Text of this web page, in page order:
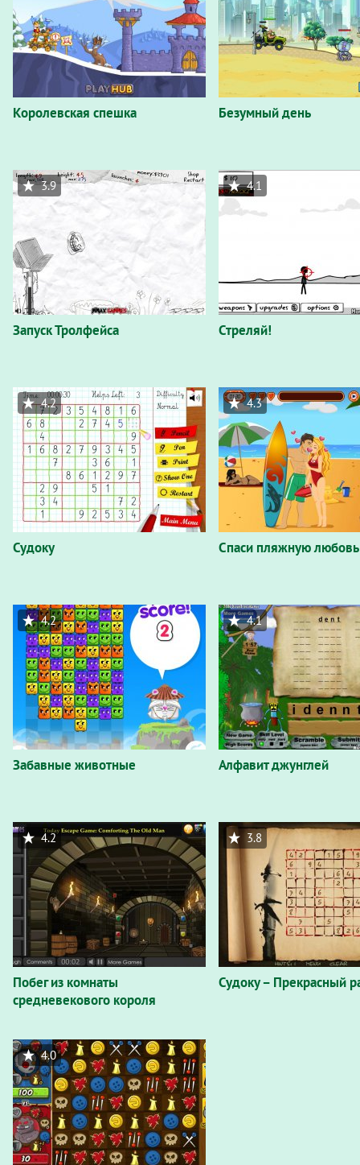
Королевская спешка Безумный день
Запуск Тролфейса
3.9
Стреляй!
4.1
Судоку
4.2
Спаси пляжную любовь
4.3
Забавные животные
4.2
Алфавит джунглей
4.1
Побег из комнаты
средневекового короля
4.2
Судоку – Прекрасный
3.8
4.0